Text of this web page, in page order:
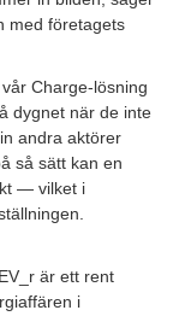
med företagets
Charge-lösning
dygnet när de inte
andra aktörer
så sätt kan en
— vilket i
är ett rent
i